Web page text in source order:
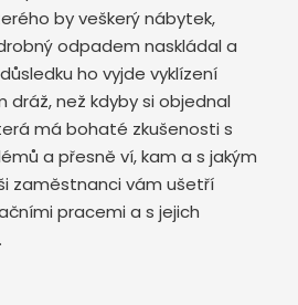
by veškerý nábytek,
odpadem naskládal a
ho vyjde vyklízení
než kdyby si objednal
má bohaté zkušenosti s
a přesně ví, kam a s jakým
zaměstnanci vám ušetří
pracemi a s jejich